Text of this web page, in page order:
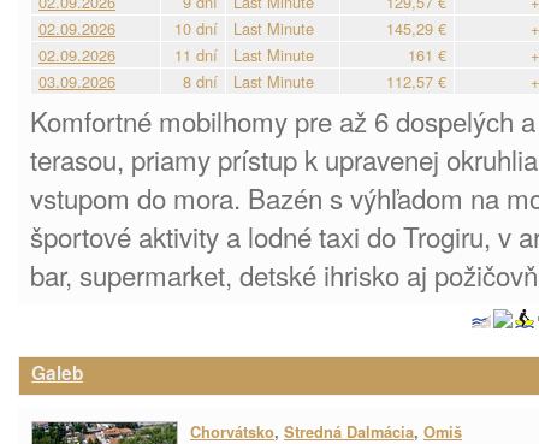
02.09.2026
10 dní Last Minute 145,29 €
02.09.2026
11 dní Last Minute 161 €
03.09.2026
8 dní Last Minute 112,57 €
Komfortné mobilhomy pre až 6 dospelých
terasou, priamy prístup k upravenej
vstupom do mora. Bazén s výhľadom na
športové aktivity a lodné taxi do Trogiru, v
bar, supermarket, detské ihrisko aj
Galeb
Chorvátsko, Stredná Dalmácia, Omiš